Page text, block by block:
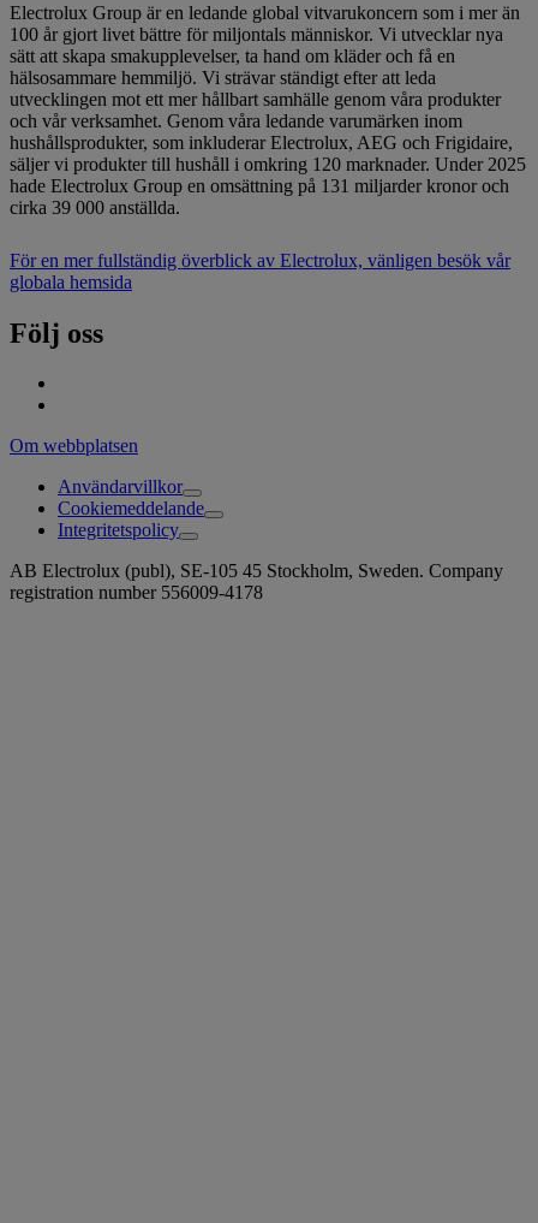
Electrolux Group är en ledande global vitvarukoncern som i mer än
100 år gjort livet bättre för miljontals människor. Vi utvecklar nya
sätt att skapa smakupplevelser, ta hand om kläder och få en
hälsosammare hemmiljö. Vi strävar ständigt efter att leda
utvecklingen mot ett mer hållbart samhälle genom våra produkter
och vår verksamhet. Genom våra ledande varumärken inom
hushållsprodukter, som inkluderar Electrolux, AEG och Frigidaire,
säljer vi produkter till hushåll i omkring 120 marknader. Under 2025
hade Electrolux Group en omsättning på 131 miljarder kronor och
cirka 39 000 anställda.
För en mer fullständig överblick av Electrolux, vänligen besök vår
globala hemsida
Följ oss
Om webbplatsen
Användarvillkor
Cookiemeddelande
Integritetspolicy
AB Electrolux (publ), SE-105 45 Stockholm, Sweden. Company
registration number 556009-4178